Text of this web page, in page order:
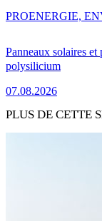
Panneaux solaires
polysilicium
07.08.2026
PROENERGIE,
PLUS DE CETTE